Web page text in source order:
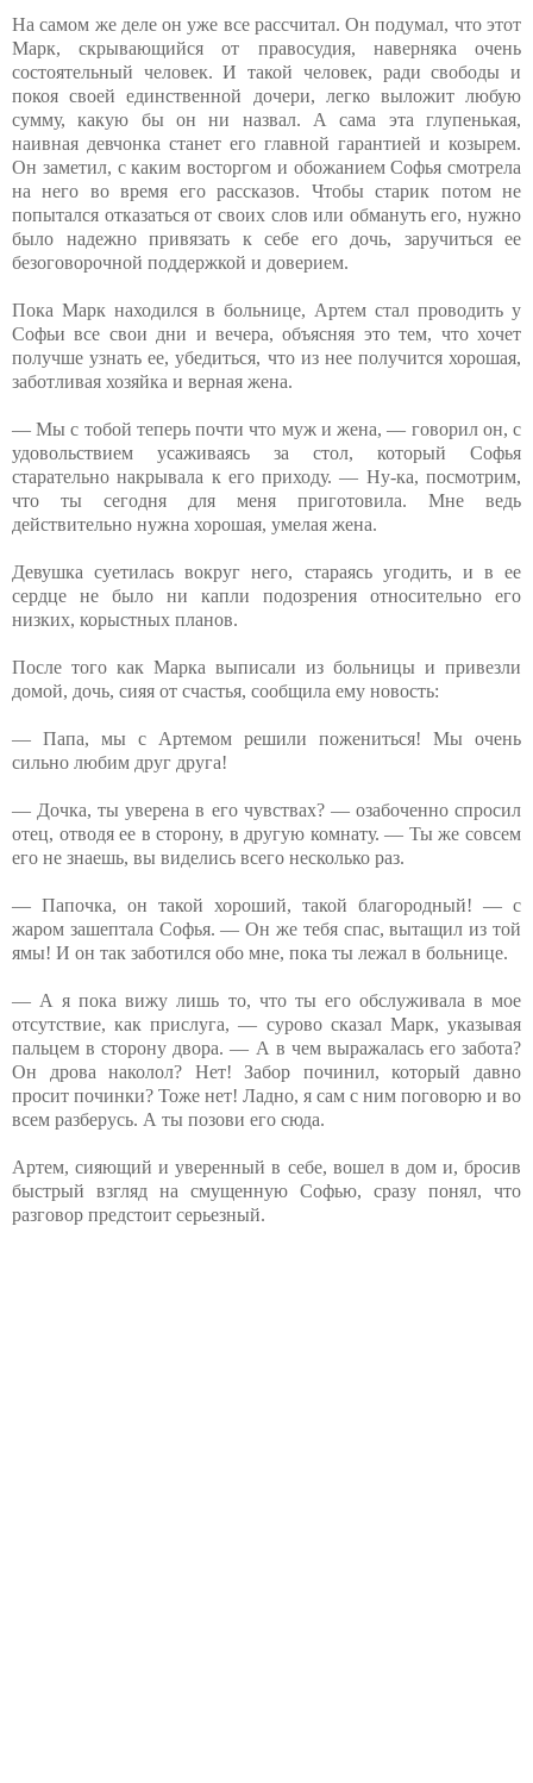
На самом же деле он уже все рассчитал. Он подумал, что этот
Марк, скрывающийся от правосудия, наверняка очень
состоятельный человек. И такой человек, ради свободы и
покоя своей единственной дочери, легко выложит любую
сумму, какую бы он ни назвал. А сама эта глупенькая,
наивная девчонка станет его главной гарантией и козырем.
Он заметил, с каким восторгом и обожанием Софья смотрела
на него во время его рассказов. Чтобы старик потом не
попытался отказаться от своих слов или обмануть его, нужно
было надежно привязать к себе его дочь, заручиться ее
безоговорочной поддержкой и доверием.
Пока Марк находился в больнице, Артем стал проводить у
Софьи все свои дни и вечера, объясняя это тем, что хочет
получше узнать ее, убедиться, что из нее получится хорошая,
заботливая хозяйка и верная жена.
— Мы с тобой теперь почти что муж и жена, — говорил он, с
удовольствием усаживаясь за стол, который Софья
старательно накрывала к его приходу. — Ну-ка, посмотрим,
что ты сегодня для меня приготовила. Мне ведь
действительно нужна хорошая, умелая жена.
Девушка суетилась вокруг него, стараясь угодить, и в ее
сердце не было ни капли подозрения относительно его
низких, корыстных планов.
После того как Марка выписали из больницы и привезли
домой, дочь, сияя от счастья, сообщила ему новость:
— Папа, мы с Артемом решили пожениться! Мы очень
сильно любим друг друга!
— Дочка, ты уверена в его чувствах? — озабоченно спросил
отец, отводя ее в сторону, в другую комнату. — Ты же совсем
его не знаешь, вы виделись всего несколько раз.
— Папочка, он такой хороший, такой благородный! — с
жаром зашептала Софья. — Он же тебя спас, вытащил из той
ямы! И он так заботился обо мне, пока ты лежал в больнице.
— А я пока вижу лишь то, что ты его обслуживала в мое
отсутствие, как прислуга, — сурово сказал Марк, указывая
пальцем в сторону двора. — А в чем выражалась его забота?
Он дрова наколол? Нет! Забор починил, который давно
просит починки? Тоже нет! Ладно, я сам с ним поговорю и во
всем разберусь. А ты позови его сюда.
Артем, сияющий и уверенный в себе, вошел в дом и, бросив
быстрый взгляд на смущенную Софью, сразу понял, что
разговор предстоит серьезный.